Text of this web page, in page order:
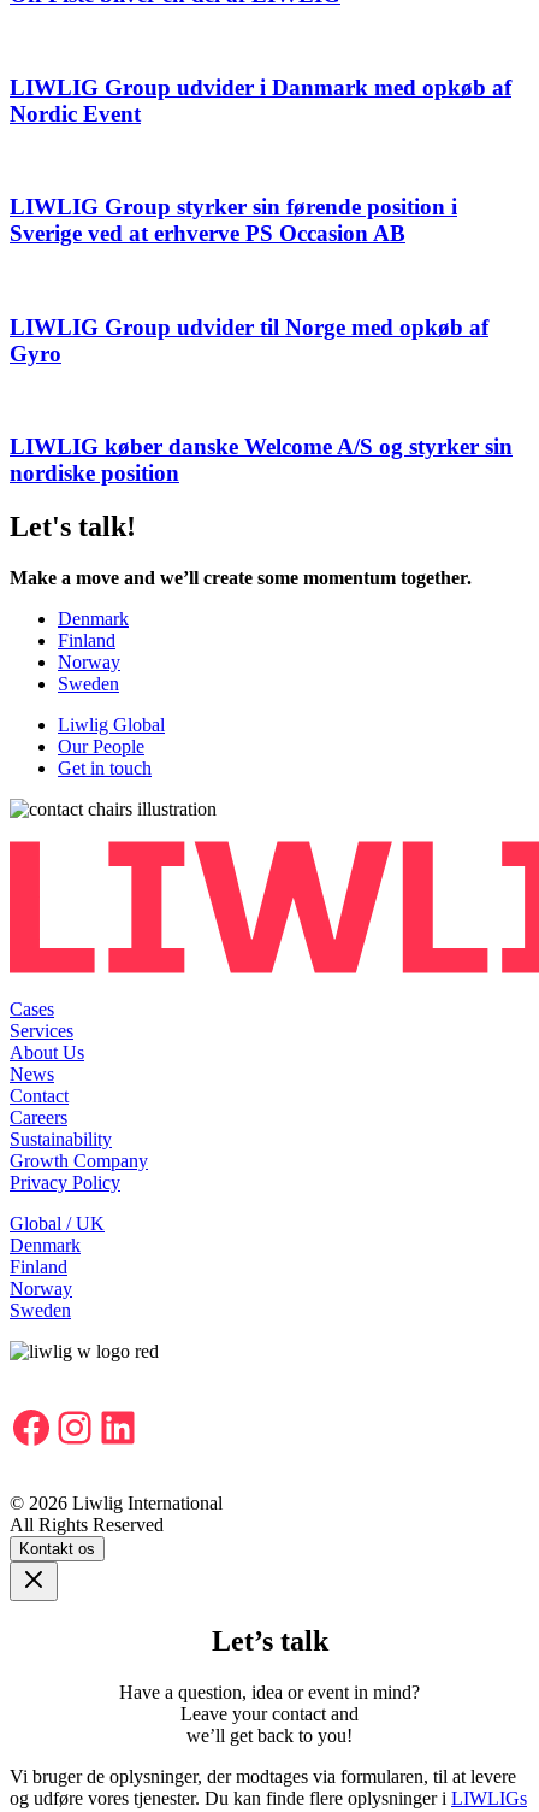
LIWLIG Group udvider i Danmark med opkøb af
Nordic Event
LIWLIG Group styrker sin førende position i
Sverige ved at erhverve PS Occasion AB
LIWLIG Group udvider til Norge med opkøb af
Gyro
LIWLIG køber danske Welcome A/S og styrker sin
nordiske position
Let's talk!
Make a move and we’ll create some momentum together.
Denmark
Finland
Norway
Sweden
Liwlig Global
Our People
Get in touch
Cases
Services
About Us
News
Contact
Careers
Sustainability
Growth Company
Privacy Policy
Global / UK
Denmark
Finland
Norway
Sweden
Facebook
Instagram
LinkedIn
© 2026 Liwlig International
All Rights Reserved
Kontakt os
Let’s talk
Have a question, idea or event in mind?
Leave your contact and
weʼll get back to you!
Vi bruger de oplysninger, der modtages via formularen, til at levere
og udføre vores tjenester. Du kan finde flere oplysninger i LIWLIGs